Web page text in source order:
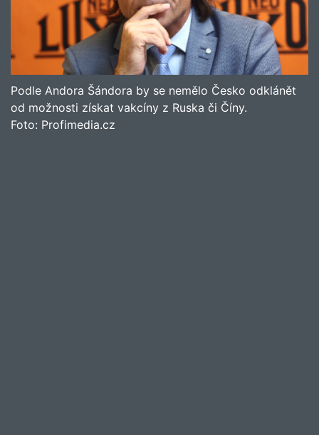
Podle Andora Šándora by se nemělo Česko odklánět
od možnosti získat vakcíny z Ruska či Číny.
Foto: Profimedia.cz